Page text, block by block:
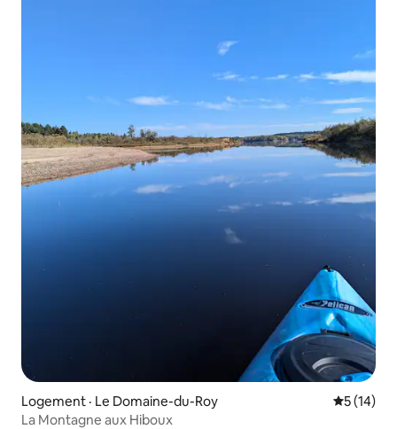
Logement · Le Domaine-du-Roy Note
5 (14)
La Montagne aux Hiboux